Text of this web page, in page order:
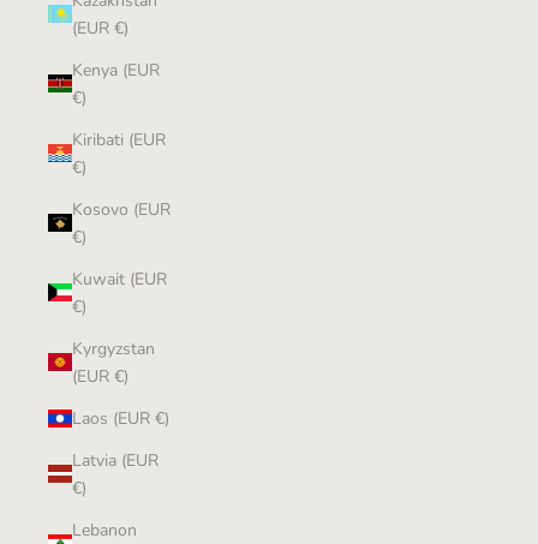
(EUR €)
Kenya (EUR
€)
Kiribati (EUR
€)
Kosovo (EUR
€)
Kuwait (EUR
€)
Kyrgyzstan
(EUR €)
Laos (EUR €)
Latvia (EUR
€)
Lebanon